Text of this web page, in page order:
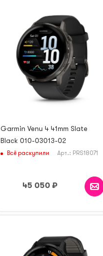
Garmin Venu 4 41mm Slate
Black 010-03013-02
Всё раскупили Арт.: PRS18071
45 050 ₽